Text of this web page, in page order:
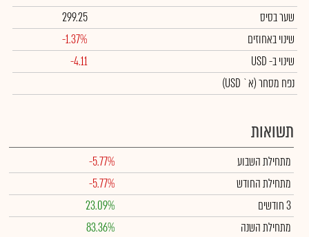
שער בסיס
299.25
שינוי באחוזים
-1.37%
שינויב- USD
-4.11
נפח מסחר(א` USD)
תשואות
מתחילת השבוע
-5.77%
מתחילת החודש
-5.77%
3 חודשים
23.09%
מתחילת השנה
83.36%